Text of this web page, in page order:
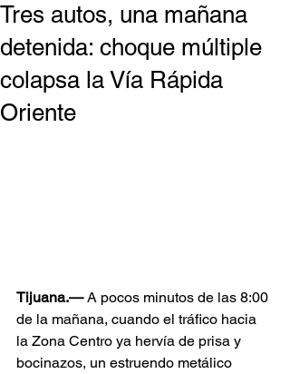
Tres autos, una mañana
detenida: choque múltiple
colapsa la Vía Rápida
Oriente
Tijuana.— A pocos minutos de las 8:00
de la mañana, cuando el tráfico hacia
la Zona Centro ya hervía de prisa y
bocinazos, un estruendo metálico